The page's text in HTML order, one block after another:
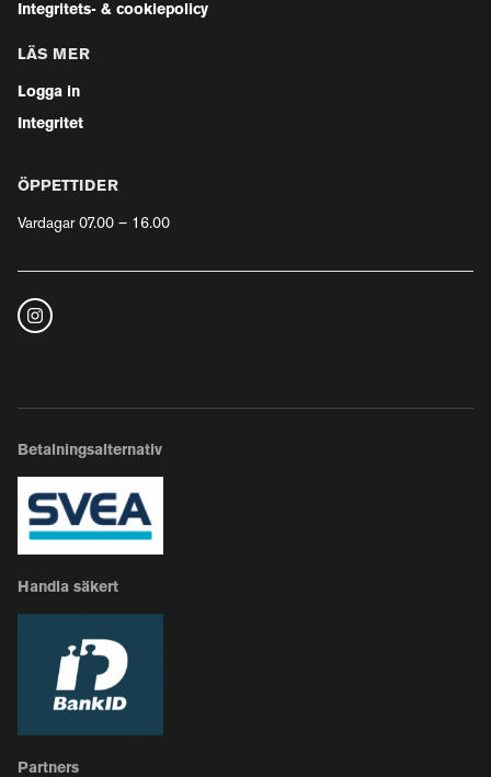
Integritets- & cookiepolicy
LÄS MER
Logga in
Integritet
ÖPPETTIDER
Vardagar 07.00 – 16.00
Betalningsalternativ
Handla säkert
Partners